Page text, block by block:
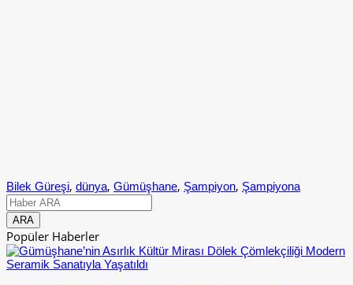
Bilek Güreşi, dünya, Gümüşhane, Şampiyon, Şampiyona
Popüler Haberler